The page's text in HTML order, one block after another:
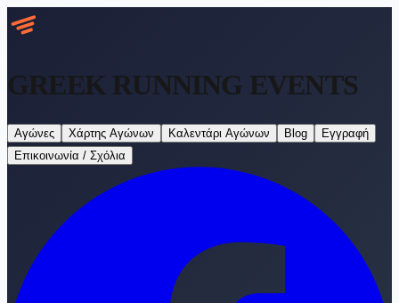
GREEK RUNNING EVENTS
Αγώνες Χάρτης Αγώνων Καλεντάρι Αγώνων Blog
Εγγραφή
Επικοινωνία / Σχόλια